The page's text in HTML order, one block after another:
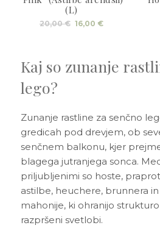
(L)
20,00€ Izvirna
cena
16,00 €Trenutna
Kaj so zunanje
lego?
Zunanje rastline za senčno
gredicah pod drevjem, ob
senčnem balkonu, kjer
blagega jutranjega sonca.
priljubljenimi so hoste,
astilbe, heuchere, brunnera
mahonije, ki ohranijo
razpršeni svetlobi.